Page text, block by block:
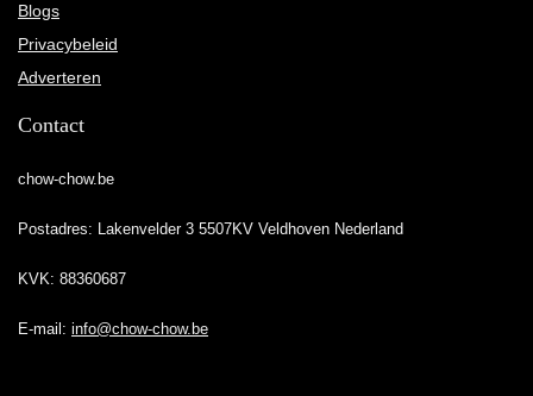
Blogs
Privacybeleid
Adverteren
Contact
chow-chow.be
Postadres: Lakenvelder 3 5507KV Veldhoven Nederland
KVK: 88360687
E-mail: info@chow-chow.be